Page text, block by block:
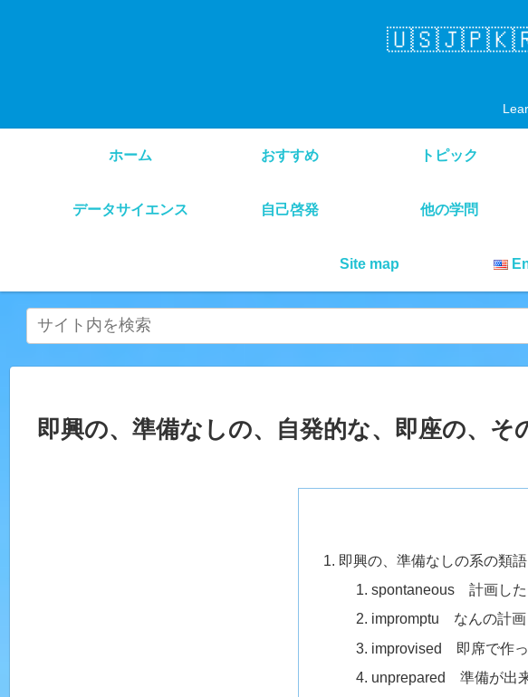
🇺🇸🇯🇵🇰🇷
ホーム おすすめ トピック
データサイエンス 自己啓発 他の学問
Site map
即興の、準備なしの、自発的な、即座の、そ
即興の、準備なしの系の類語
spontaneous 計画した
impromptu なんの計画
improvised 即席で作
unprepared 準備が出